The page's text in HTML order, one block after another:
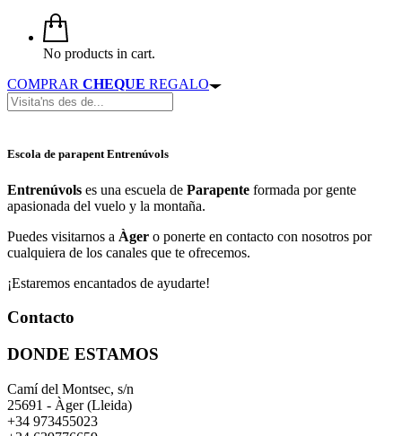
No products in cart.
COMPRAR CHEQUE REGALO
Escola de parapent Entrenúvols
Entrenúvols es una escuela de Parapente formada por gente
apasionada del vuelo y la montaña.
Puedes visitarnos a Àger o ponerte en contacto con nosotros por
cualquiera de los canales que te ofrecemos.
¡Estaremos encantados de ayudarte!
Contacto
DONDE ESTAMOS
Camí del Montsec, s/n
25691 - Àger (Lleida)
+34 973455023